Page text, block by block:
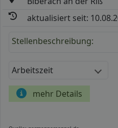
aktualisiert seit:
Stellenbeschreibung:
Arbeitszeit
mehr Details